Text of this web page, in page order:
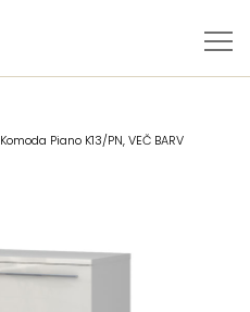
Komoda Piano K13/PN, VEČ BARV